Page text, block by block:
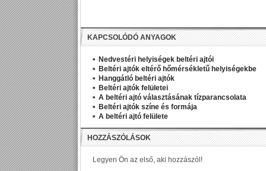
KAPCSOLÓDÓ ANYAGOK
Nedvestéri helyiségek beltéri ajtói
Beltéri ajtók eltérő hőmérsékletű helyiségekbe
Hanggátló beltéri ajtók
Beltéri ajtók felületei
A beltéri ajtó választásának tízparancsolata
Beltéri ajtók színe és formája
A beltéri ajtó felülete